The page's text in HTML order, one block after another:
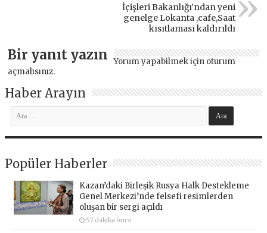
İçişleri Bakanlığı’ndan yeni
genelge Lokanta ,cafe,Saat
kısıtlaması kaldırıldı
Bir yanıt yazın Yorum yapabilmek için oturum
açmalısınız.
Haber Arayın
Popüler Haberler
Kazan’daki Birleşik Rusya Halk Destekleme
Genel Merkezi’nde felsefi resimlerden
oluşan bir sergi açıldı
57 dakika önce